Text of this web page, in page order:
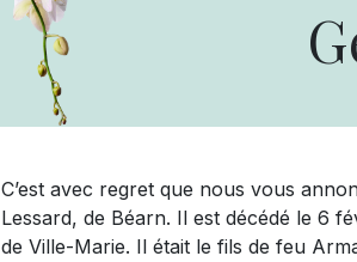
C’est avec regret que nous vous
Lessard, de Béarn. Il est décédé le 6
de Ville-Marie. Il était le fils de feu